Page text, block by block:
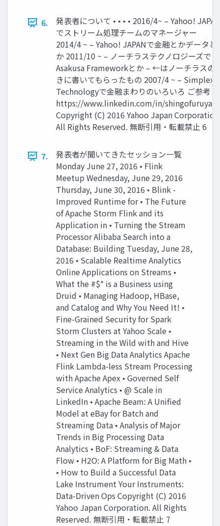
6.
発表者について • • • • 2016/4~ – Yahoo!
でストリーム処理チームのマネージャー
2014/4 ~ – Yahoo! JAPANで金融とかデータと
か 2011/10 ~ – ノーチラステクノロジーズで
Asakusa Frameworkとか – ←はノーチラスの
きに書いてもらったもの 2007/4 ~ – Simplex
Technologyで金融まわりのいろいろ ご参考
https://www.linkedin.com/in/
Copyright (C) 2016 Yahoo Japan
All Rights Reserved. 無断引用・転載禁止 6
7.
発表者が聞いてきたセッション一覧
Monday June 27, 2016 • Flink
Meetup Wednesday, June 29, 2016
Thursday, June 30, 2016 • Blink -
Improved Runtime for • The Future
of Apache Storm Flink and its
Application in • Turning the Stream
Processor Alibaba Search into a
Database: Building Tuesday, June 28,
2016 • Scalable Realtime Analytics
Online Applications on Streams •
What the #$* is a Business using
Druid • Managing Hadoop, HBase,
and Catalog and Why You Need It! •
Fine-Grained Security for Spark
Storm Clusters at Yahoo Scale •
Streaming in the Wild with and Hive
• Next Gen Big Data Analytics Apache
Flink Lambda-less Stream Processing
with Apache Apex • Governed Self
Service Analytics • @ Scale in
LinkedIn • Apache Beam: A Unified
Model at eBay for Batch and
Streaming Data • Analysis of Major
Trends in Big Processing Data
Analytics • BoF: Streaming & Data
Flow • H2O: A Platform for Big Math •
• How to Build a Successful Data
Lake Instrument Your Instruments:
Data-Driven Ops Copyright (C) 2016
Yahoo Japan Corporation. All Rights
Reserved. 無断引用・転載禁止 7